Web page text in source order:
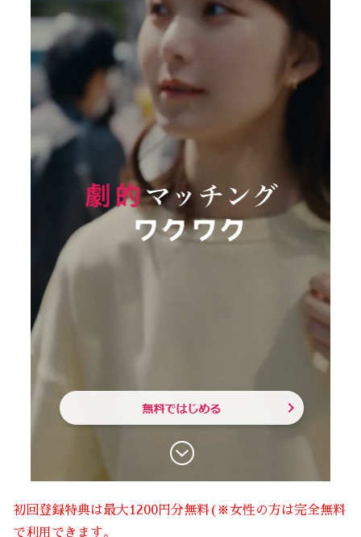
初回登録特典は最大1200円分無料(※女性の方は完全無料
で利用できます。